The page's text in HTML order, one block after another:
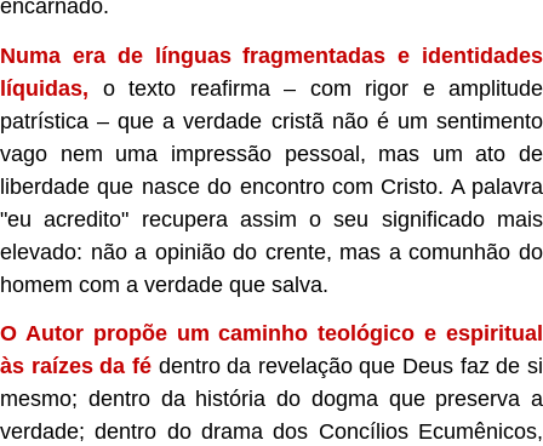
encarnado.
Numa era de línguas fragmentadas e identidades
líquidas, o texto reafirma – com rigor e amplitude
patrística – que a verdade cristã não é um sentimento
vago nem uma impressão pessoal, mas um ato de
liberdade que nasce do encontro com Cristo. A palavra
"eu acredito" recupera assim o seu significado mais
elevado: não a opinião do crente, mas a comunhão do
homem com a verdade que salva.
O Autor propõe um caminho teológico e espiritual
às raízes da fédentro da revelação que Deus faz de si
mesmo; dentro da história do dogma que preserva a
verdade; dentro do drama dos Concílios Ecumênicos,